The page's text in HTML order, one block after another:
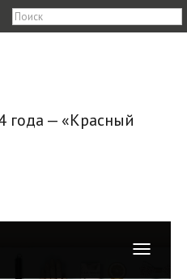
года — «Красный